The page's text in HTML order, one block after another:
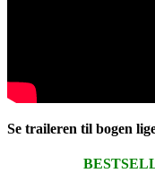
Se traileren til bogen